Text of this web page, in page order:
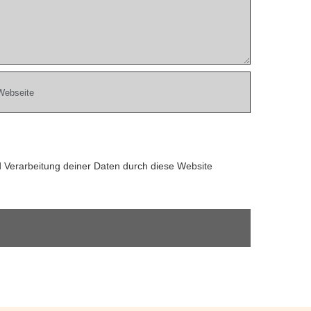
deiner Daten durch diese Website